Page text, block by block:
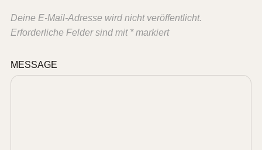
Deine E-Mail-Adresse wird nicht veröffentlicht.
Erforderliche Felder sind mit *markiert
MESSAGE